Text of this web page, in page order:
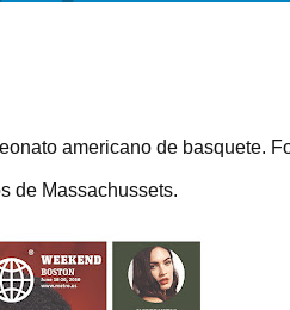
americano de basquete.
de Massachussets.